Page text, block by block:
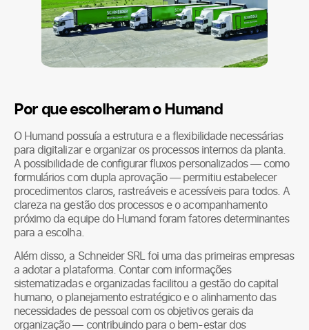
Por que escolheram o Humand
O Humand possuía a estrutura e a flexibilidade necessárias
para digitalizar e organizar os processos internos da planta.
A possibilidade de configurar fluxos personalizados — como
formulários com dupla aprovação — permitiu estabelecer
procedimentos claros, rastreáveis e acessíveis para todos. A
clareza na gestão dos processos e o acompanhamento
próximo da equipe do Humand foram fatores determinantes
para a escolha.
Além disso, a Schneider SRL foi uma das primeiras empresas
a adotar a plataforma. Contar com informações
sistematizadas e organizadas facilitou a gestão do capital
humano, o planejamento estratégico e o alinhamento das
necessidades de pessoal com os objetivos gerais da
organização — contribuindo para o bem-estar dos